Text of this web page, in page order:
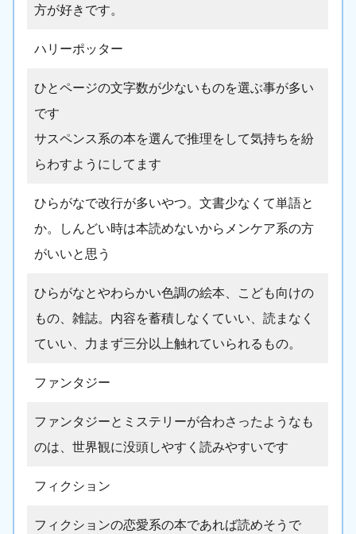
方が好きです。
ハリーポッター
ひとページの文字数が少ないものを選ぶ事が多い
です
サスペンス系の本を選んで推理をして気持ちを紛
らわすようにしてます
ひらがなで改行が多いやつ。文書少なくて単語と
か。しんどい時は本読めないからメンケア系の方
がいいと思う
ひらがなとやわらかい色調の絵本、こども向けの
もの、雑誌。内容を蓄積しなくていい、読まなく
ていい、力まず三分以上触れていられるもの。
ファンタジー
ファンタジーとミステリーが合わさったようなも
のは、世界観に没頭しやすく読みやすいです
フィクション
フィクションの恋愛系の本であれば読めそうで